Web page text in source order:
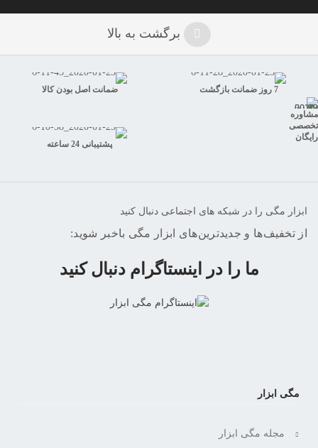
برگشت به بالا
ضمانت اصل بودن کالا 7 روز ضمانت بازگشت
پشتیبانی 24 ساعته
مشاوره
تخصصی
رایگان
ابزار مگی را در شبکه های اجتماعی دنبال کنید
از تخفیف‌ها و جدیدترین‌های ابزار مگی باخبر شوید:
ما را در اینستاگرام دنبال کنید
مگی ابزار
مجله مگی ابزار